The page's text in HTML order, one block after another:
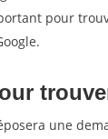
pour
une